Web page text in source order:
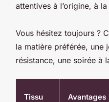
attentives à l’origine, à
Vous hésitez toujours ?
la matière préférée, une
résistance, une soirée à
Tissu Avantages